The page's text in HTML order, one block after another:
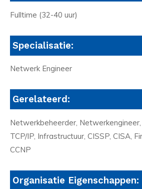
Fulltime (32-40 uur)
Specialisatie:
Netwerk Engineer
Gerelateerd:
Netwerkbeheerder,
TCP/IP, Infrastructuur, CISSP, CISA,
CCNP
Organisatie Eigenschappen: